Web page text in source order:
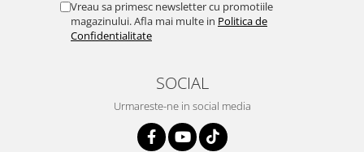
Vreau sa primesc newsletter cu promotiile
magazinului. Afla mai multe in Politica de
Confidentialitate
SOCIAL
Urmareste-ne in social media